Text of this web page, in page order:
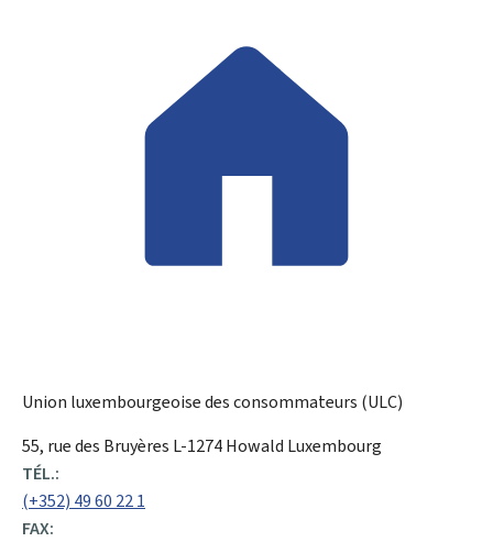
Union luxembourgeoise des consommateurs (ULC)
ADRESSE
:
55, rue des Bruyères L-1274Howald Luxembourg
TÉL.:
(+352) 49 60 22 1
FAX: